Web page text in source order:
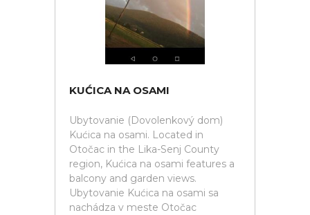
KUĆICA NA OSAMI
Ubytovanie (Dovolenkový dom)
Kućica na osami. Located in
Otočac in the Lika-Senj County
region, Kućica na osami features a
balcony and garden views.
Ubytovanie Kućica na osami sa
nachádza v meste Otočac